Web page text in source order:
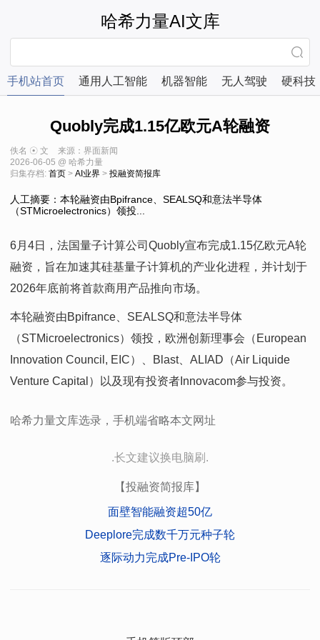
哈希力量AI文库
手机站首页 通用人工智能 机器智能 无人驾驶 硬科技
Quobly完成1.15亿欧元A轮融资
佚名 ☉ 文
来源：界面新闻
2026-06-05 @ 哈希力量
归集存档: 首页 > AI业界 > 投融资简报库
人工摘要：本轮融资由Bpifrance、SEALSQ和意法半导体
（STMicroelectronics）领投...
6月4日，法国量子计算公司Quobly宣布完成1.15亿欧元A轮
融资，旨在加速其硅基量子计算机的产业化进程，并计划于
2026年底前将首款商用产品推向市场。
本轮融资由Bpifrance、SEALSQ和意法半导体
（STMicroelectronics）领投，欧洲创新理事会（European
Innovation Council, EIC）、Blast、ALIAD（Air Liquide
Venture Capital）以及现有投资者Innovacom参与投资。
哈希力量文库选录，手机端省略本文网址
.长文建议换电脑刷.
【投融资简报库】
面壁智能融资超50亿
Deeplore完成数千万元种子轮
逐际动力完成Pre-IPO轮